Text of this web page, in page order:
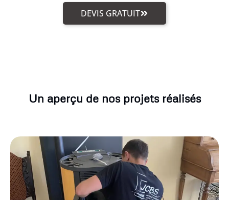
DEVIS GRATUIT
Un aperçu de nos projets réalisés